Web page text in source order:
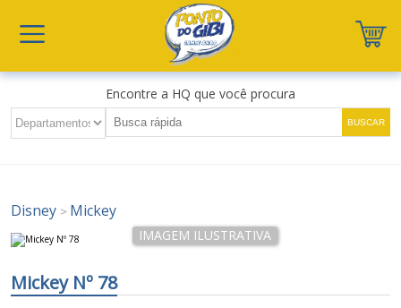
Encontre a HQ que você procura
Disney > Mickey
Mickey Nº 78